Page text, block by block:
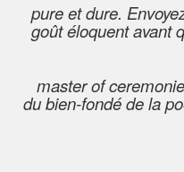
pure et dure.
goût éloquent avant
master of
du bien-fondé de la